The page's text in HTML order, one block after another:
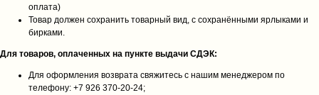
оплата)
Товар должен сохранить товарный вид, с сохранёнными ярлыками и
бирками.
Для товаров, оплаченных на пункте выдачи СДЭК:
Для оформления возврата свяжитесь с нашим менеджером по
телефону: +7 926 370‑20‑24;